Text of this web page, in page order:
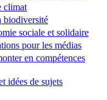
climat
biodiversité
sociale et solidaire
pour les médias
en compétences
idées de sujets